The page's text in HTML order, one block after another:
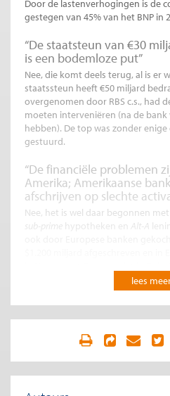
Door de lastenverhogingen is de
gestegen van 45% van het BNP in
“De staatsteun van €30
is een bodemloze put”
Nee, die komt deels terug, al is er
staatssteun heeft €50 miljard
overgenomen door RBS c.s., had
moeten interveniëren (na de
hebben). De top was zonder
gestuurd.
“De financiële problemen
Amerika; Amerikaanse
afschrijven op slechte
Nee, het is wel daar begonnen
sub-prime hypotheken en Alt-A
verliezen in de ingestorte
banken hebben al schoon schip
hebben blindelings decredit ratings
Moody’s aangenomen: duidelijk
bankiers moeten zelf oordelen
“Het is de schuld van ex-
Federal Reserve”
Nee, onder ex-president Clinton is
lees